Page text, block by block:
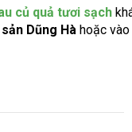
củ quả tươi sạch
Dũng Hà hoặc